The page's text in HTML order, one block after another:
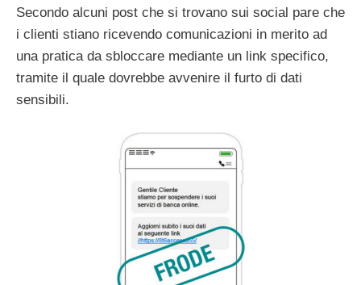
Secondo alcuni post che si trovano sui social pare che
i clienti stiano ricevendo comunicazioni in merito ad
una pratica da sbloccare mediante un link specifico,
tramite il quale dovrebbe avvenire il furto di dati
sensibili.